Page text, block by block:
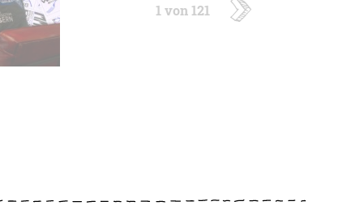
1 von 121